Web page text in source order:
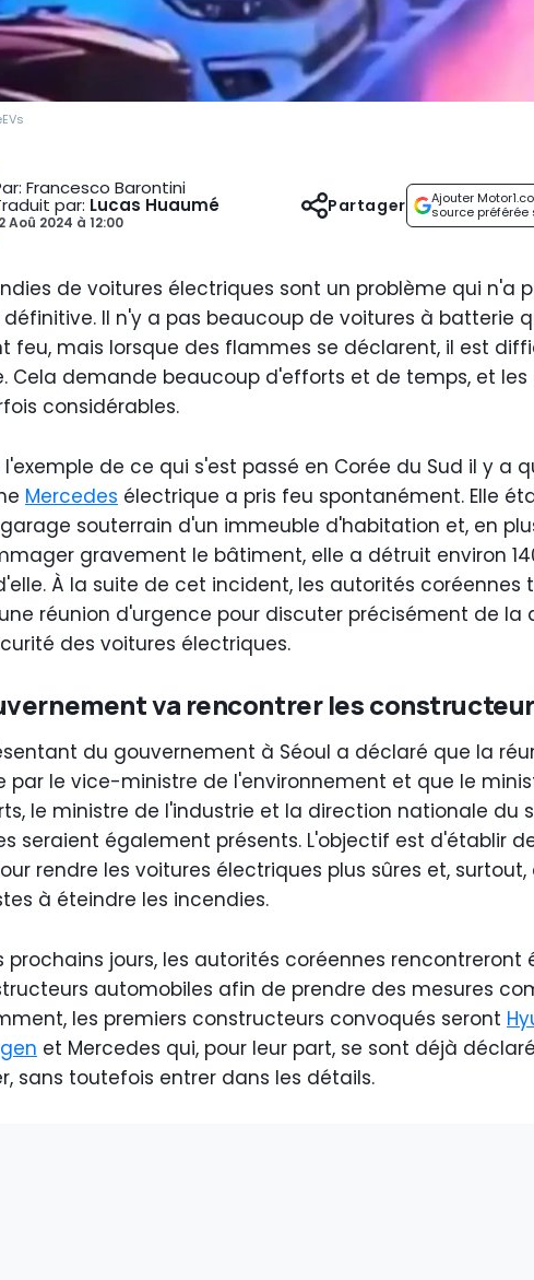
: Francesco Barontini
par: Lucas Huaumé
Aoû 2024 à 12:00
Ajouter
source préférée
Partager
de voitures électriques sont un problème qui n'a
Il n'y a pas beaucoup de voitures à batterie
feu, mais lorsque des flammes se déclarent, il est
Cela demande beaucoup d'efforts et de temps, et
considérables.
l'exemple de ce qui s'est passé en Corée du Sud il y a
Mercedes électrique a pris feu spontanément. Elle
souterrain d'un immeuble d'habitation et, en
gravement le bâtiment, elle a détruit environ
À la suite de cet incident, les autorités coréennes
réunion d'urgence pour discuter précisément de la
des voitures électriques.
va rencontrer les
du gouvernement à Séoul a déclaré que la
par le vice-ministre de l'environnement et que le
le ministre de l'industrie et la direction nationale du
seraient également présents. L'objectif est d'établir
rendre les voitures électriques plus sûres et, surtout,
à éteindre les incendies.
prochains jours, les autorités coréennes rencontreront
automobiles afin de prendre des mesures
les premiers constructeurs convoqués seront
et Mercedes qui, pour leur part, se sont déjà
sans toutefois entrer dans les détails.